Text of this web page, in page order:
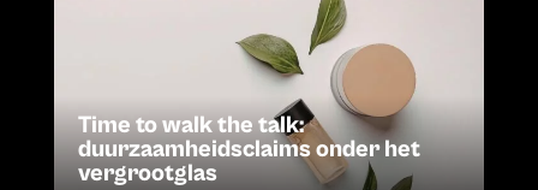
Time to walk the talk:
duurzaamheidsclaims onder het
vergrootglas